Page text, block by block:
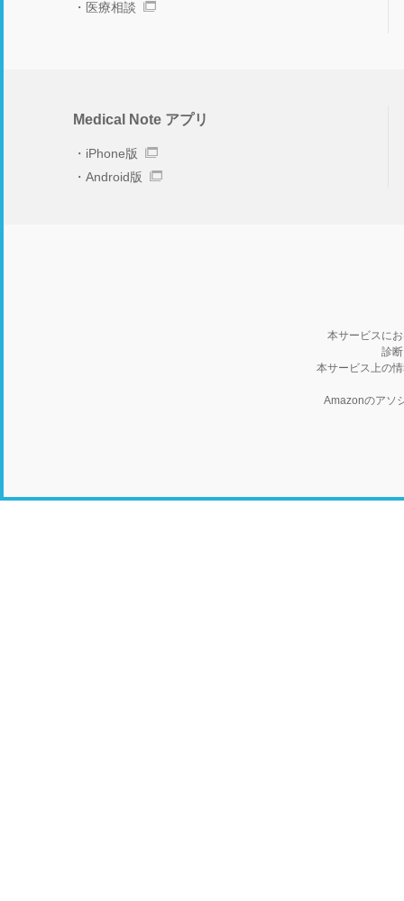
医療相談
Medical Note アプリ
iPhone版
Android版
本サービスに
診
本サービス上の
Amazonのアソ